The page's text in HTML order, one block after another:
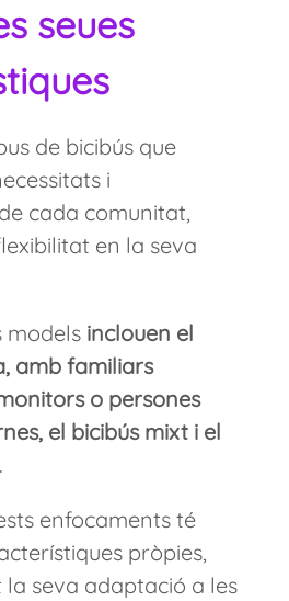
seues
de bicibús que
i
cada comunitat,
en la seva
models inclouen el
amb familiars
o persones
el bicibús mixt i el
.
enfocaments té
pròpies,
seva adaptació a les